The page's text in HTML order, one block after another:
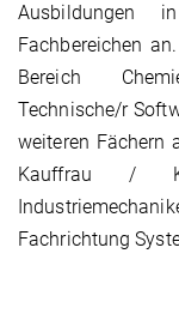
Ausbildungen
Fachbereichen
Bereich
Technische/r
weiteren Fächern
Kauffrau /
Fachrichtung